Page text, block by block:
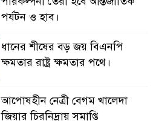
পর্যটন ও হাব।
ধানের শীষের বড় জয় বিএনপি
ক্ষমতার রাষ্ট্র ক্ষমতার পথে।
আপোষহীন নেত্রী বেগম খালেদা
জিয়ার চিরনিদ্রায় সমাপ্তি